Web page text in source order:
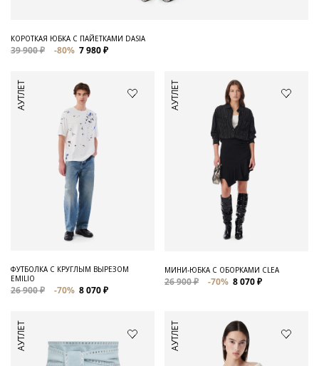
КОРОТКАЯ ЮБКА С ПАЙЕТКАМИ DASIA
39 900 ₽ -80% 7 980 ₽
АУТЛЕТ
ФУТБОЛКА С КРУГЛЫМ ВЫРЕЗОМ
EMILIO
26 900 ₽ -70% 8 070 ₽
АУТЛЕТ
МИНИ-ЮБКА С ОБОРКАМИ CLEA
26 900 ₽ -70% 8 070 ₽
АУТЛЕТ АУТЛЕТ